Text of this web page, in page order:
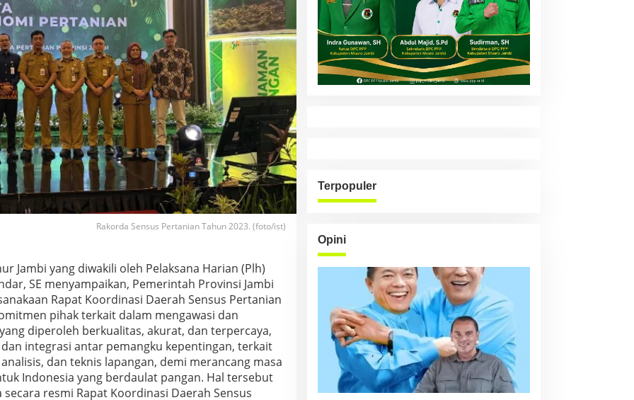
Rakorda Sensus Pertanian Tahun 2023. (foto/ist)
Jambi yang diwakili oleh Pelaksana Harian (Plh)
SE menyampaikan, Pemerintah Provinsi Jambi
Rapat Koordinasi Daerah Sensus Pertanian
pihak terkait dalam mengawasi dan
diperoleh berkualitas, akurat, dan terpercaya,
integrasi antar pemangku kepentingan, terkait
dan teknis lapangan, demi merancang masa
Indonesia yang berdaulat pangan. Hal tersebut
resmi Rapat Koordinasi Daerah Sensus
Terpopuler
Opini